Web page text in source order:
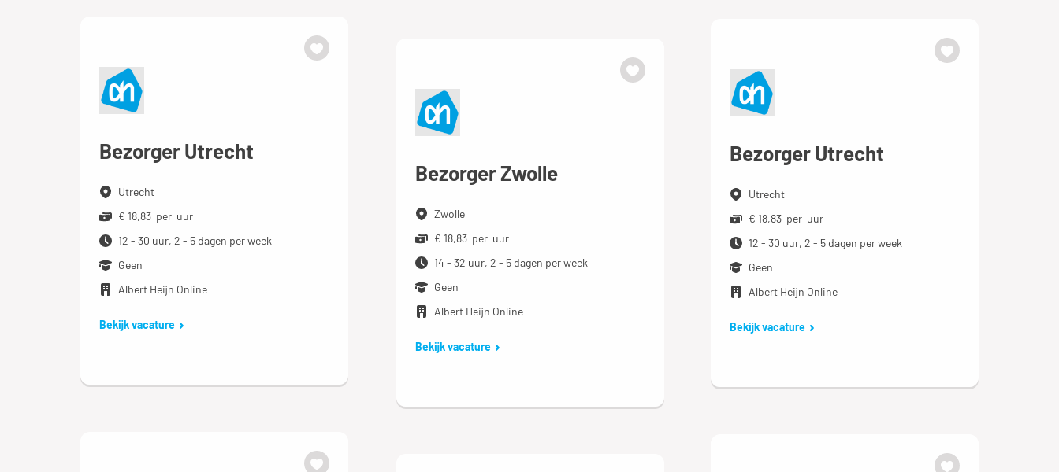
Bezorger Utrecht
Utrecht
€ 18,83 per uur
12 - 30 uur, 2 - 5 dagen per week
Geen
Albert Heijn Online
Bekijk vacature
Bezorger Utrecht
Utrecht
€ 18,83 per uur
12 - 30 uur, 2 - 5 dagen per week
Geen
Albert Heijn Online
Bekijk vacature
Bezorger Zwolle
Zwolle
€ 18,83 per uur
14 - 32 uur, 2 - 5 dagen per week
Geen
Albert Heijn Online
Bekijk vacature